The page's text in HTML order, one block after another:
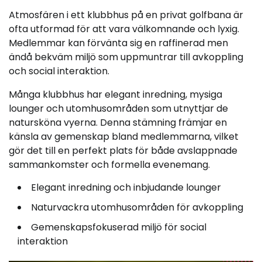
Atmosfären i ett klubbhus på en privat golfbana är
ofta utformad för att vara välkomnande och lyxig.
Medlemmar kan förvänta sig en raffinerad men
ändå bekväm miljö som uppmuntrar till avkoppling
och social interaktion.
Många klubbhus har elegant inredning, mysiga
lounger och utomhusområden som utnyttjar de
natursköna vyerna. Denna stämning främjar en
känsla av gemenskap bland medlemmarna, vilket
gör det till en perfekt plats för både avslappnade
sammankomster och formella evenemang.
Elegant inredning och inbjudande lounger
Naturvackra utomhusområden för avkoppling
Gemenskapsfokuserad miljö för social
interaktion